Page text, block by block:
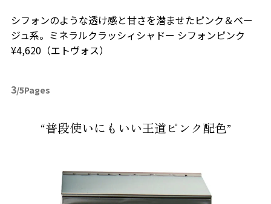
シフォンのような透け感と甘さを潜ませたピンク＆ベー
ジュ系。ミネラルクラッシィシャドー シフォンピンク
¥4,620（エトヴォス）
3/5Pages
“普段使いにもいい王道ピンク配色”